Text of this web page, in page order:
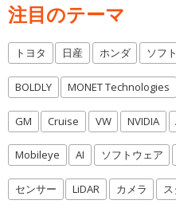
注目のテーマ
トヨタ 日産 ホンダ ソフ
BOLDLY MONET Technologies
GM Cruise VW NVIDIA
Mobileye AI ソフトウェア
センサー LiDAR カメラ